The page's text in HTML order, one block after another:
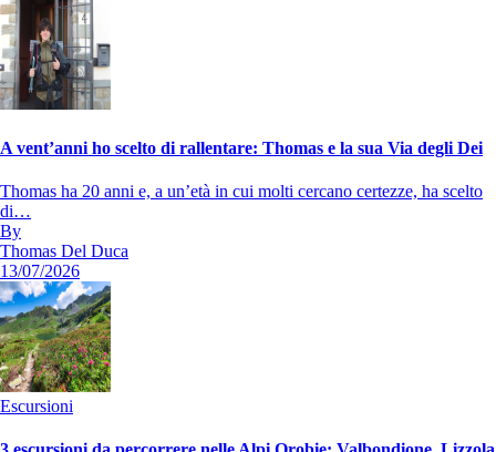
A vent’anni ho scelto di rallentare: Thomas e la sua Via degli Dei
Thomas ha 20 anni e, a un’età in cui molti cercano certezze, ha scelto
di…
By
Thomas Del Duca
13/07/2026
Escursioni